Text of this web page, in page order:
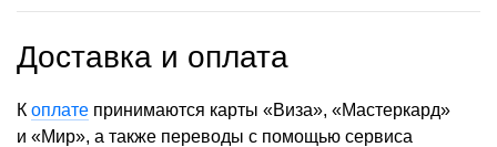
Доставка и оплата
К оплате принимаются карты «Виза», «Мастеркард»
и «Мир», а также переводы с помощью сервиса